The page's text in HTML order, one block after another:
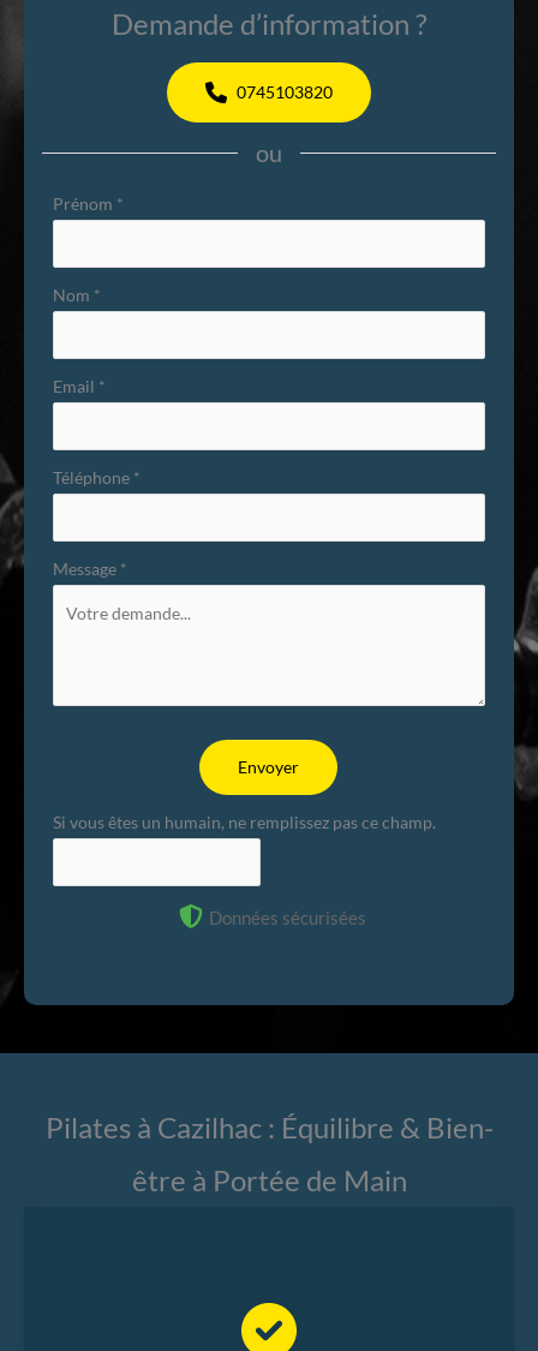
Demande d’information ?
0745103820
ou
Formulaire
avec
téléphone
Prénom *
Nom *
Email *
Téléphone *
Message *
Envoyer
Si vous êtes un humain, ne remplissez pas ce champ.
Données sécurisées
Pilates à Cazilhac : Équilibre & Bien-
être à Portée de Main